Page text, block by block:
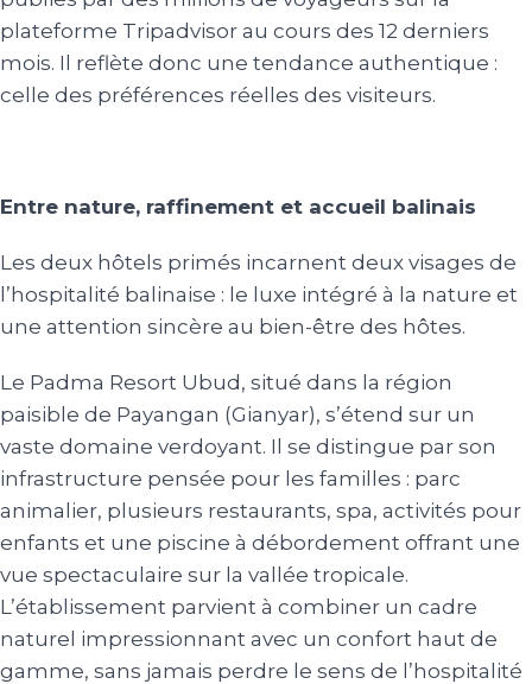
plateforme Tripadvisor au cours des 12 derniers
mois. Il reflète donc une tendance authentique :
celle des préférences réelles des visiteurs.
Entre nature, raffinement et accueil balinais
Les deux hôtels primés incarnent deux visages de
l’hospitalité balinaise : le luxe intégré à la nature et
une attention sincère au bien-être des hôtes.
Le Padma Resort Ubud, situé dans la région
paisible de Payangan (Gianyar), s’étend sur un
vaste domaine verdoyant. Il se distingue par son
infrastructure pensée pour les familles : parc
animalier, plusieurs restaurants, spa, activités pour
enfants et une piscine à débordement offrant une
vue spectaculaire sur la vallée tropicale.
L’établissement parvient à combiner un cadre
naturel impressionnant avec un confort haut de
gamme, sans jamais perdre le sens de l’hospitalité